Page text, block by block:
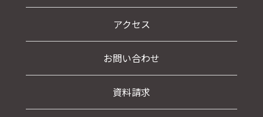
アクセス
お問い合わせ
資料請求